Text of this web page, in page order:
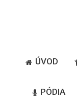
ÚVOD
PÓDIA